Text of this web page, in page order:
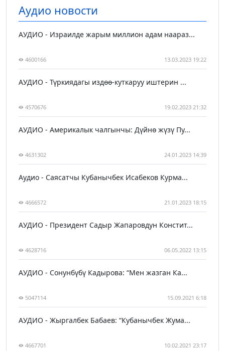
Аудио новости
АУДИО - Израилде жарым миллион адам наараз...
4600166 13.03.2023 19:22
АУДИО - Түркиядагы издөө-куткаруу иштерин ...
4570676 19.02.2023 21:32
АУДИО - Америкалык чалгынчы: Дүйнө жүзү Пу...
4631302 24.01.2023 14:39
Аудио - Саясатчы Кубанычбек Исабеков Курма...
4666572 21.01.2023 18:15
АУДИО - Президент Садыр Жапаровдун Констит...
4628716 06.05.2022 13:15
АУДИО - Сонунбүбү Кадырова: “Мен жазган Ка...
5047114 15.09.2021 6:18
АУДИО - Жыргалбек Бабаев: “Кубанычбек Жума...
4667701 10.02.2021 23:17